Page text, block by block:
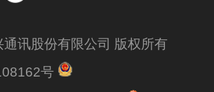
讯股份有限公司 版权所有
号